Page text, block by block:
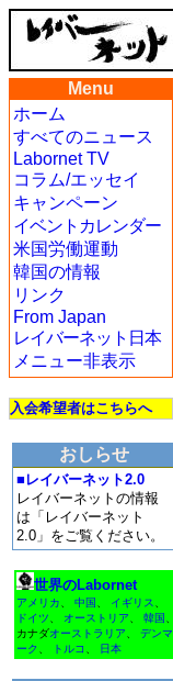
Menu
ホーム
すべてのニュース
Labornet TV
コラム/エッセイ
キャンペーン
イベントカレンダー
米国労働運動
韓国の情報
リンク
From Japan
レイバーネット日本
メニュー非表示
入会希望者はこちらへ
おしらせ
■レイバーネット2.0
レイバーネットの情報
は「レイバーネット
2.0」をご覧ください。
世界のLabornet
アメリカ 中国 イギリス
ドイツ
オーストリア 韓国
カナダオーストラリア
デンマ
ーク
トルコ 日本